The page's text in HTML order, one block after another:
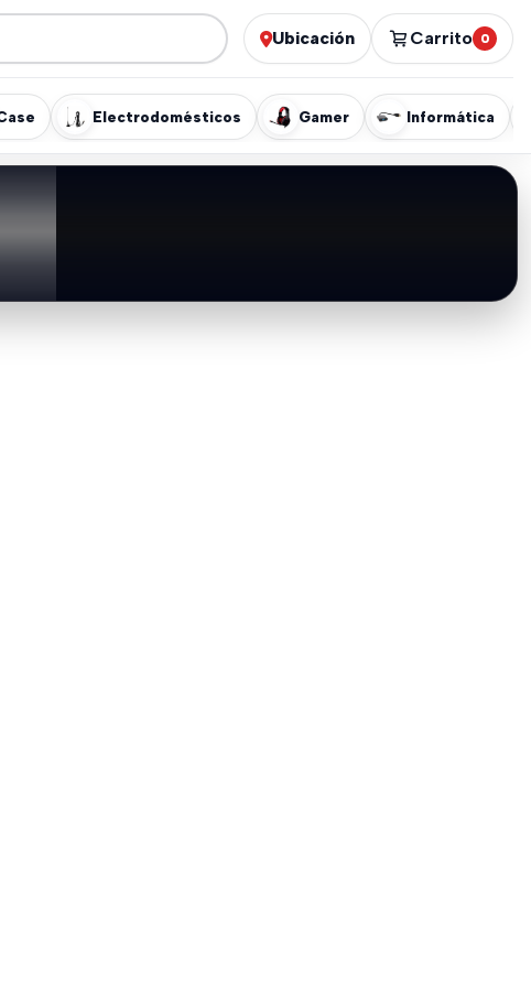
Ubicación Carrito 0
Electrodomésticos Gamer Informática